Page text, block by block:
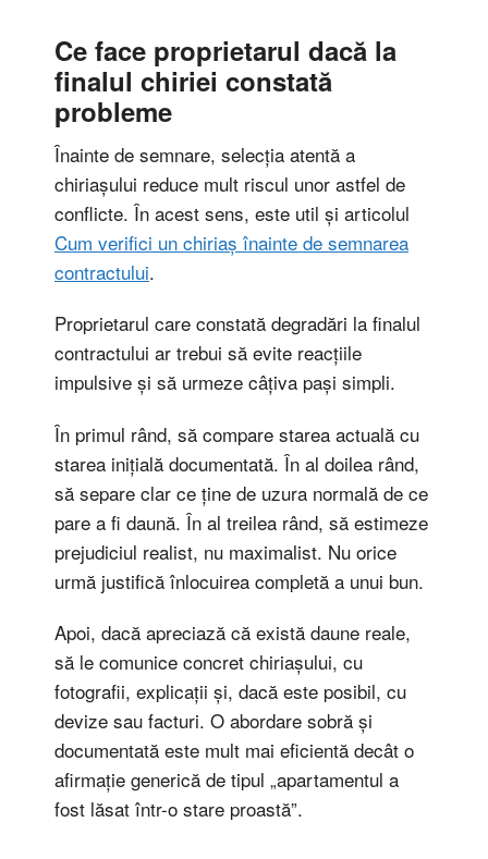
Ce face proprietarul dacă la
finalul chiriei constată
probleme
Înainte de semnare, selecția atentă a
chiriașului reduce mult riscul unor astfel de
conflicte. În acest sens, este util și articolul
Cum verifici un chiriaș înainte de semnarea
contractului.
Proprietarul care constată degradări la finalul
contractului ar trebui să evite reacțiile
impulsive și să urmeze câțiva pași simpli.
În primul rând, să compare starea actuală cu
starea inițială documentată. În al doilea rând,
să separe clar ce ține de uzura normală de ce
pare a fi daună. În al treilea rând, să estimeze
prejudiciul realist, nu maximalist. Nu orice
urmă justifică înlocuirea completă a unui bun.
Apoi, dacă apreciază că există daune reale,
să le comunice concret chiriașului, cu
fotografii, explicații și, dacă este posibil, cu
devize sau facturi. O abordare sobră și
documentată este mult mai eficientă decât o
afirmație generică de tipul „apartamentul a
fost lăsat într-o stare proastă”.